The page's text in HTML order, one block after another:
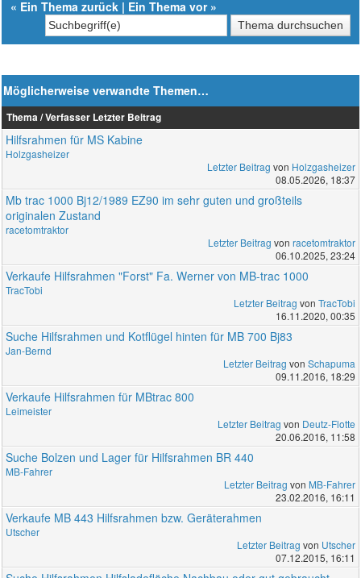
« Ein Thema zurück | Ein Thema vor»
Möglicherweise verwandte Themen…
Thema / Verfasser Letzter Beitrag
Hilfsrahmen für MS Kabine
Holzgasheizer
Letzter Beitrag von Holzgasheizer
08.05.2026, 18:37
Mb trac 1000 Bj12/1989 EZ90 im sehr guten und großteils
originalen Zustand
racetomtraktor
Letzter Beitrag von racetomtraktor
06.10.2025, 23:24
Verkaufe Hilfsrahmen "Forst" Fa. Werner von MB-trac 1000
TracTobi
Letzter Beitrag von TracTobi
16.11.2020, 00:35
Suche Hilfsrahmen und Kotflügel hinten für MB 700 Bj83
Jan-Bernd
Letzter Beitrag von Schapuma
09.11.2016, 18:29
Verkaufe Hilfsrahmen für MBtrac 800
Leimeister
Letzter Beitrag von Deutz-Flotte
20.06.2016, 11:58
Suche Bolzen und Lager für Hilfsrahmen BR 440
MB-Fahrer
Letzter Beitrag von MB-Fahrer
23.02.2016, 16:11
Verkaufe MB 443 Hilfsrahmen bzw. Geräterahmen
Utscher
Letzter Beitrag von Utscher
07.12.2015, 16:11